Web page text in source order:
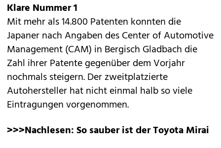
Klare Nummer 1
Mit mehr als 14.800 Patenten konnten die
Japaner nach Angaben des Center of Automotive
Management (CAM) in Bergisch Gladbach die
Zahl ihrer Patente gegenüber dem Vorjahr
nochmals steigern. Der zweitplatzierte
Autohersteller hat nicht einmal halb so viele
Eintragungen vorgenommen.
>>>Nachlesen:So sauber ist der Toyota Mirai